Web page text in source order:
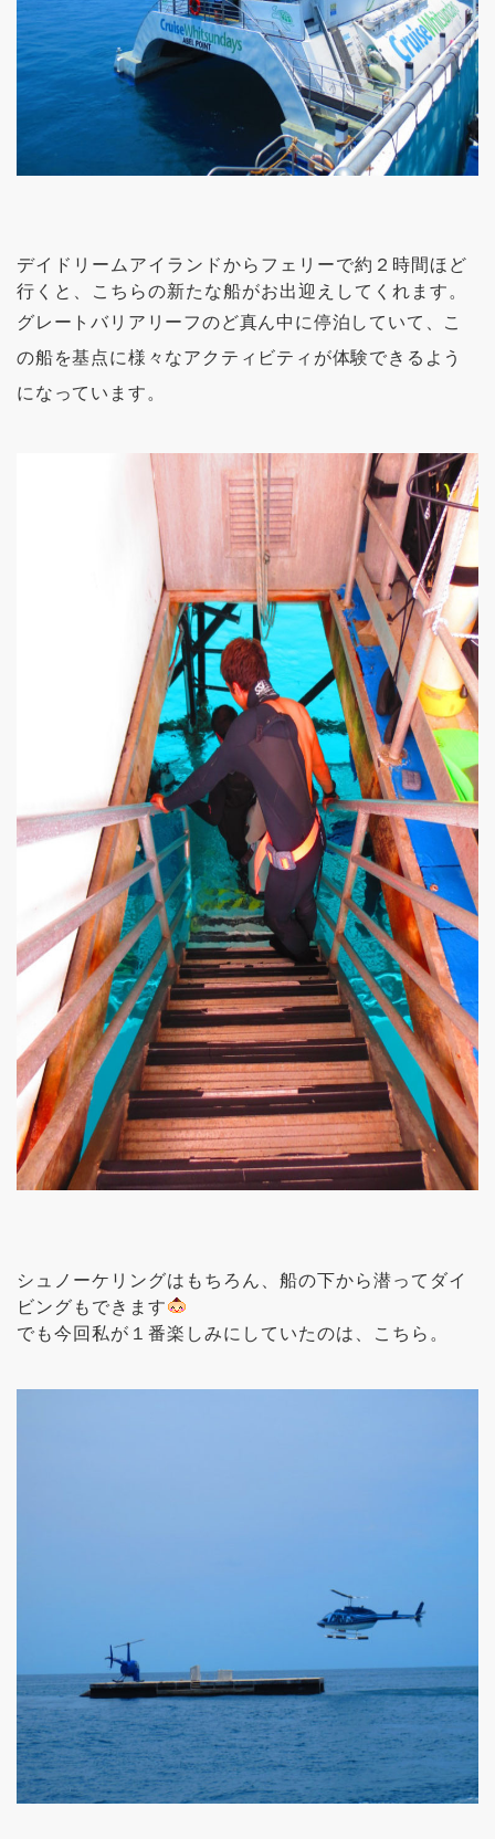
デイドリームアイランドからフェリーで約２時間ほど
行くと、こちらの新たな船がお出迎えしてくれます。
グレートバリアリーフのど真ん中に停泊していて、こ
の船を基点に様々なアクティビティが体験できるよう
になっています。
シュノーケリングはもちろん、船の下から潜ってダイ
ビングもできます
でも今回私が１番楽しみにしていたのは、こちら。